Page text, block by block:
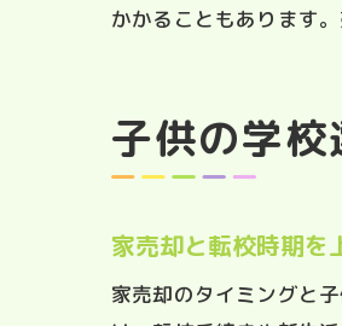
かかることもあります
子供の学
家売却と転校時期を
家売却のタイミングと